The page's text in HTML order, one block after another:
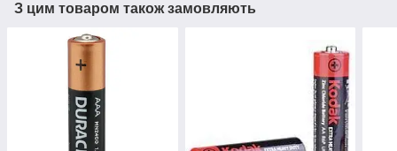
З цим товаром також замовляють